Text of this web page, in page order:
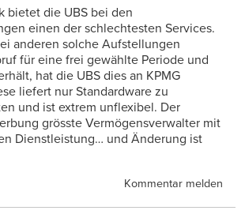
bietet die UBS bei den
einen der schlechtesten Services.
anderen solche Aufstellungen
für eine frei gewählte Periode und
hat die UBS dies an KPMG
liefert nur Standardware zu
und ist extrem unflexibel. Der
grösste Vermögensverwalter mit
Dienstleistung… und Änderung ist
Kommentar melden